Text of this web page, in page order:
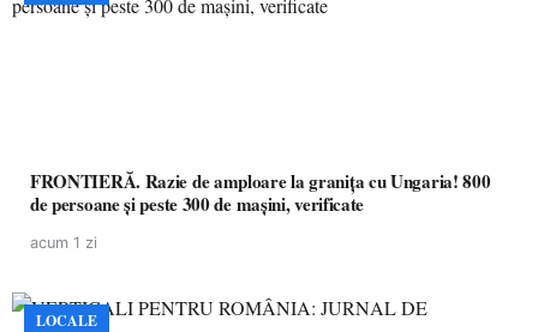
FRONTIERĂ. Razie de amploare la granița cu Ungaria! 800
de persoane și peste 300 de mașini, verificate
acum 1 zi
LOCALE